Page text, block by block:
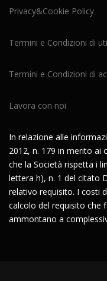
Privacy&Cookie Policy
Termini e Condizioni di
Termini e Condizioni di
Lavora con noi
In relazione alle
2012, n. 179 in merito ai
che la Società rispetta i
lettera h), n. 1 del citato
relativo requisito. I costi
calcolo del requisito che
ammontano a